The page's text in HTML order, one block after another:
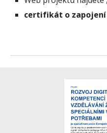
certifikát o